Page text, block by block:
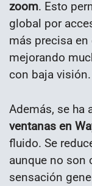
zoom. Esto
global por
más precisa
mejorando
con baja visión.
Además, se ha
ventanas en
fluido. Se
aunque no son
sensación